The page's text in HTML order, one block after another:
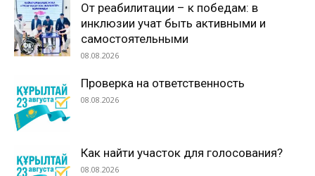
От реабилитации – к победам: в
инклюзии учат быть активными и
самостоятельными
08.08.2026
Проверка на ответственность
08.08.2026
Как найти участок для голосования?
08.08.2026